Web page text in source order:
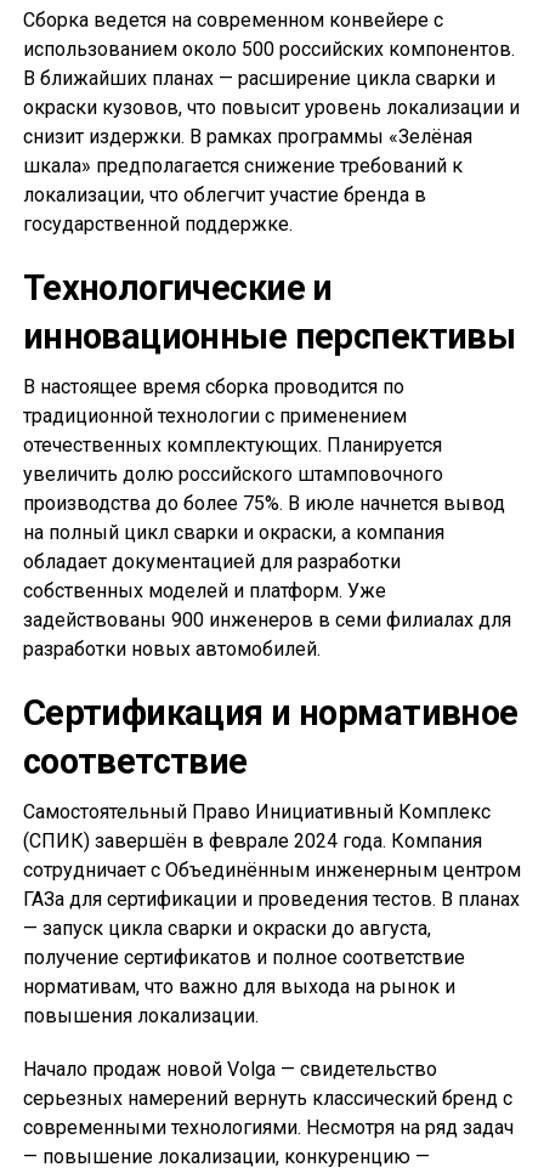
Сборка ведется на современном конвейере с
использованием около 500 российских компонентов.
В ближайших планах — расширение цикла сварки и
окраски кузовов, что повысит уровень локализации и
снизит издержки. В рамках программы «Зелёная
шкала» предполагается снижение требований к
локализации, что облегчит участие бренда в
государственной поддержке.
Технологические и
инновационные перспективы
В настоящее время сборка проводится по
традиционной технологии с применением
отечественных комплектующих. Планируется
увеличить долю российского штамповочного
производства до более 75%. В июле начнется вывод
на полный цикл сварки и окраски, а компания
обладает документацией для разработки
собственных моделей и платформ. Уже
задействованы 900 инженеров в семи филиалах для
разработки новых автомобилей.
Сертификация и нормативное
соответствие
Самостоятельный Право Инициативный Комплекс
(СПИК) завершён в феврале 2024 года. Компания
сотрудничает с Объединённым инженерным центром
ГАЗа для сертификации и проведения тестов. В планах
— запуск цикла сварки и окраски до августа,
получение сертификатов и полное соответствие
нормативам, что важно для выхода на рынок и
повышения локализации.
Начало продаж новой Volga — свидетельство
серьезных намерений вернуть классический бренд с
современными технологиями. Несмотря на ряд задач
— повышение локализации, конкуренцию —